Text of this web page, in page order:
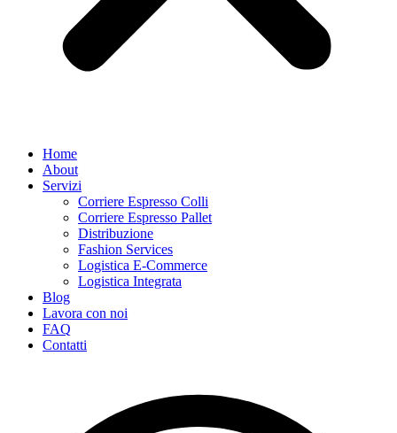
Home
About
Servizi
Corriere Espresso Colli
Corriere Espresso Pallet
Distribuzione
Fashion Services
Logistica E-Commerce
Logistica Integrata
Blog
Lavora con noi
FAQ
Contatti